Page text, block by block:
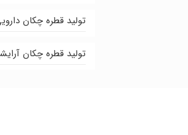
تولید قطره چکان
تولید قطره چکان